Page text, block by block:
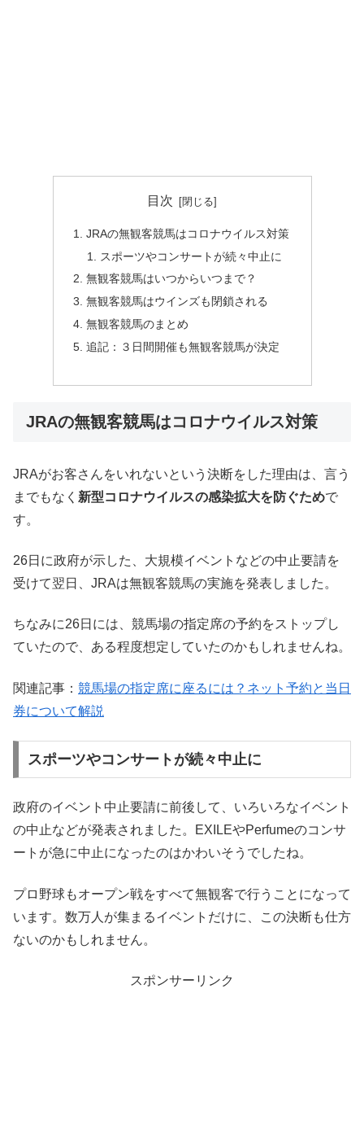
目次
JRAの無観客競馬はコロナウイルス対策
スポーツやコンサートが続々中止に
無観客競馬はいつからいつまで？
無観客競馬はウインズも閉鎖される
無観客競馬のまとめ
追記：３日間開催も無観客競馬が決定
JRAの無観客競馬はコロナウイルス対策
JRAがお客さんをいれないという決断をした理由は、言う
までもなく 新型コロナウイルスの感染拡大を防ぐためで
す。
26日に政府が示した、大規模イベントなどの中止要請を
受けて翌日、JRAは無観客競馬の実施を発表しました。
ちなみに26日には、競馬場の指定席の予約をストップし
ていたので、ある程度想定していたのかもしれませんね。
関連記事： 競馬場の指定席に座るには？ネット予約と当日
券について解説
スポーツやコンサートが続々中止に
政府のイベント中止要請に前後して、いろいろなイベント
の中止などが発表されました。EXILEやPerfumeのコンサ
ートが急に中止になったのはかわいそうでしたね。
プロ野球もオープン戦をすべて無観客で行うことになって
います。数万人が集まるイベントだけに、この決断も仕方
ないのかもしれません。
スポンサーリンク